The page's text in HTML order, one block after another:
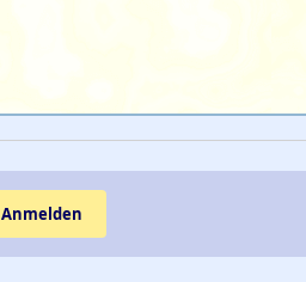
Anmelden